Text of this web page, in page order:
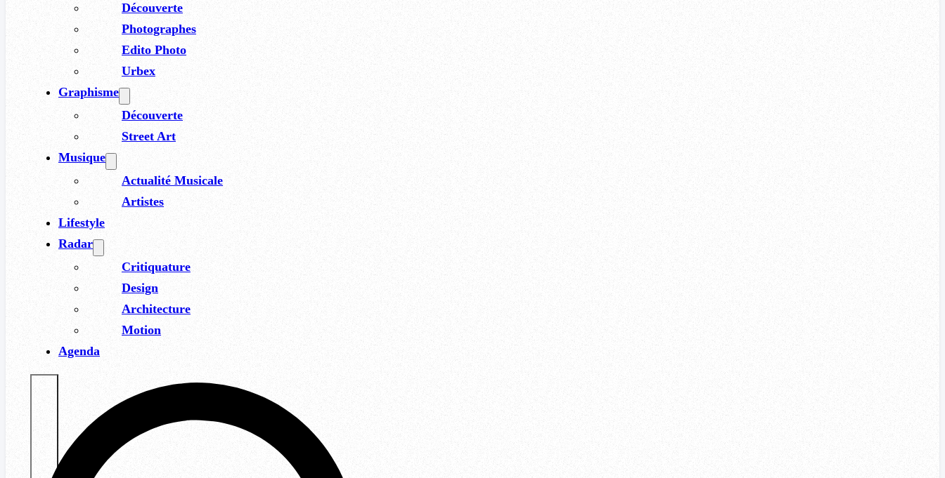
Découverte
Photographes
Edito Photo
Urbex
Graphisme
Découverte
Street Art
Musique
Actualité Musicale
Artistes
Lifestyle
Radar
Critiquature
Design
Architecture
Motion
Agenda